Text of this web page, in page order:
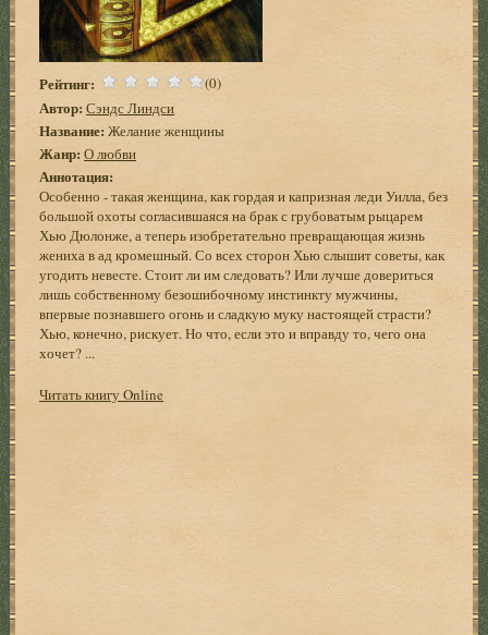
Рейтинг: (0)
Автор: Сэндс Линдси
Название: Желание женщины
Жанр: О любви
Аннотация:
Особенно - такая женщина, как гордая и капризная леди Уилла, без
большой охоты согласившаяся на брак с грубоватым рыцарем
Хью Дюлонже, а теперь изобретательно превращающая жизнь
жениха в ад кромешный. Со всех сторон Хью слышит советы, как
угодить невесте. Стоит ли им следовать? Или лучше довериться
лишь собственному безошибочному инстинкту мужчины,
впервые познавшего огонь и сладкую муку настоящей страсти?
Хью, конечно, рискует. Но что, если это и вправду то, чего она
хочет? ...
Читать книгу Online